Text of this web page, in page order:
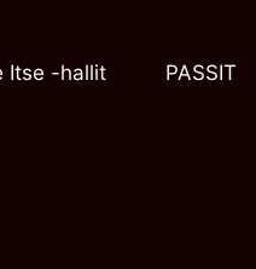
Itse -hallit
PASSIT